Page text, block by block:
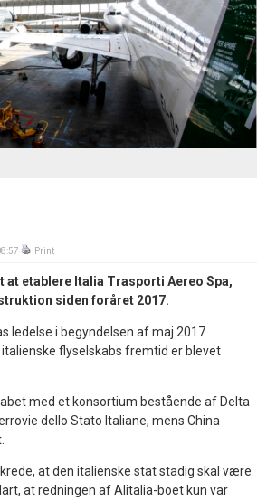
Print
at etablere Italia Trasporti Aereo Spa,
siden foråret 2017.
ledelse i begyndelsen af maj 2017
flyselskabs fremtid er blevet
med et konsortium bestående af Delta
dello Stato Italiane, mens China
at den italienske stat stadig skal være
at redningen af Alitalia-boet kun var